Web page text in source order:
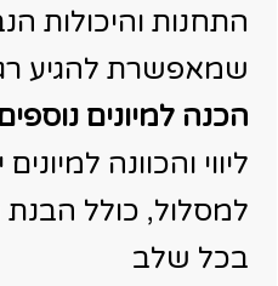
התחנות והיכולות
שמאפשרת להגיע
הכנה למיונים
ליווי והכוונה
למסלול, כולל הבנת
בכל שלב